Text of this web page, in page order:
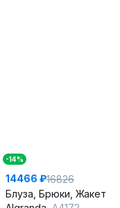
-14%
14466 ₽16826
Блуза, Брюки, Жакет